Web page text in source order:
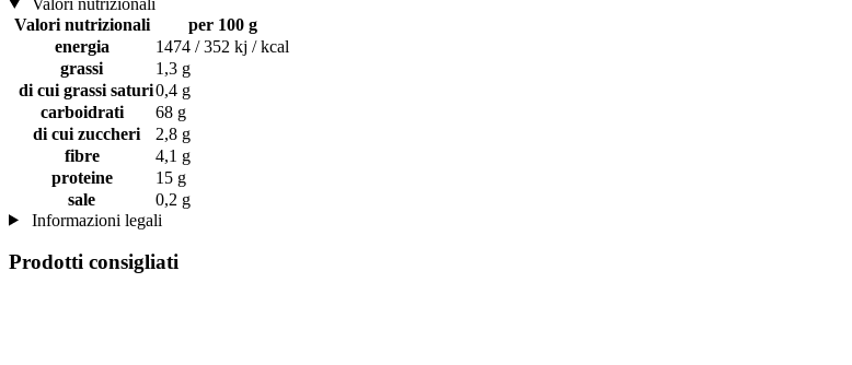
Valori nutrizionali
per 100 g
energia
1474 / 352 kj / kcal
grassi
1,3 g
di cui grassi saturi0,4 g
carboidrati
68 g
di cui zuccheri
2,8 g
fibre
4,1 g
proteine
15 g
sale
0,2 g
Informazioni legali
Prodotti consigliati